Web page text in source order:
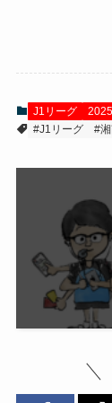
J1リーグ
#J1リーグ
#